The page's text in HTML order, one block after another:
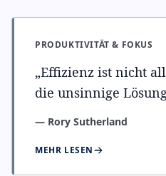
PRODUKTIVITÄT & FOKUS
„Effizienz ist nicht
die unsinnige
— Rory Sutherland
MEHR LESEN